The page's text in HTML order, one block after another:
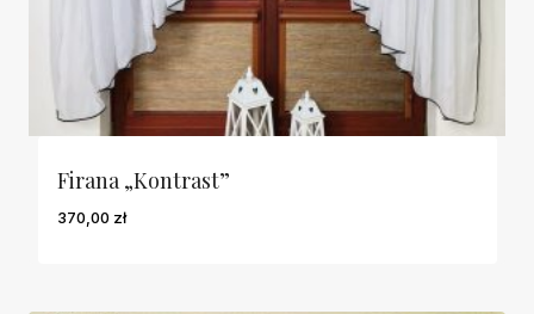
Firana „Kontrast”
370,00 zł